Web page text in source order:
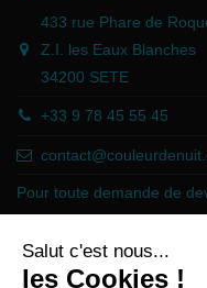
433 rue Phare de
Z.I. les Eaux Blanches
34200 SETE
+33 9 78 45 55 45
Pour toute demande de
Marchand approuvé par la
vérifier .